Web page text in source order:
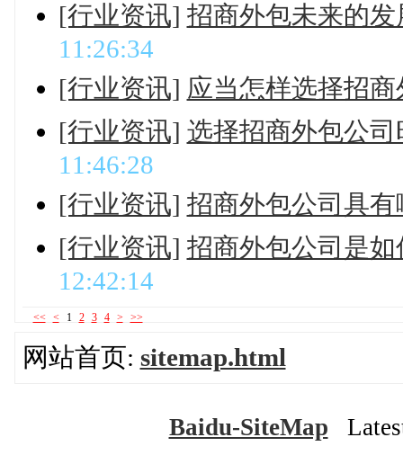
[行业资讯] 招商外包未来的
11:26:34
[行业资讯] 应当怎样选择招
[行业资讯] 选择招商外包公
11:46:28
[行业资讯] 招商外包公司具
[行业资讯] 招商外包公司是
12:42:14
<< < 1 2 3 4 > >>
网站首页: sitemap.html
Baidu-SiteMap